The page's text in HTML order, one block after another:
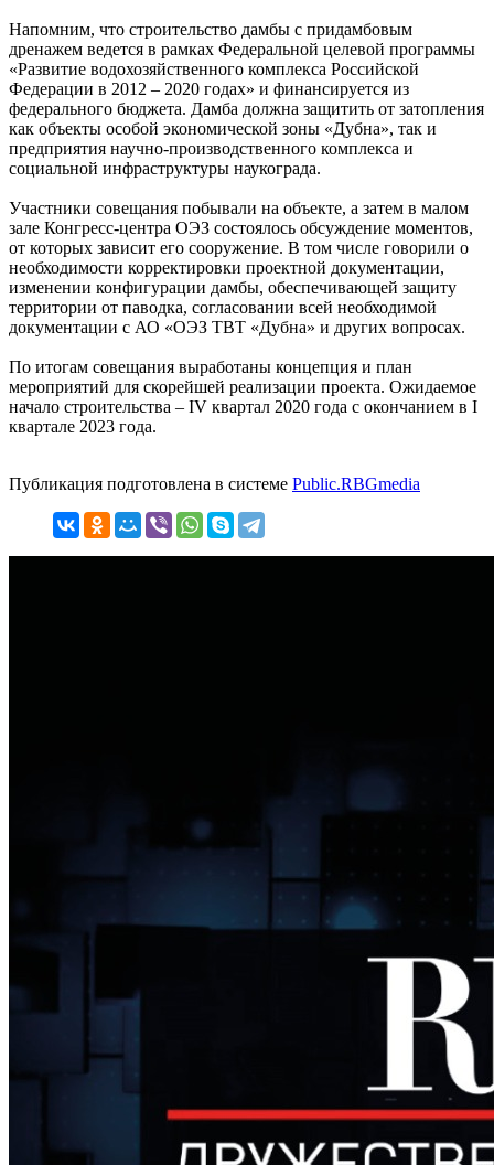
Напомним, что строительство дамбы с придамбовым
дренажем ведется в рамках Федеральной целевой программы
«Развитие водохозяйственного комплекса Российской
Федерации в 2012 – 2020 годах» и финансируется из
федерального бюджета. Дамба должна защитить от затопления
как объекты особой экономической зоны «Дубна», так и
предприятия научно-производственного комплекса и
социальной инфраструктуры наукограда.
Участники совещания побывали на объекте, а затем в малом
зале Конгресс-центра ОЭЗ состоялось обсуждение моментов,
от которых зависит его сооружение. В том числе говорили о
необходимости корректировки проектной документации,
изменении конфигурации дамбы, обеспечивающей защиту
территории от паводка, согласовании всей необходимой
документации с АО «ОЭЗ ТВТ «Дубна» и других вопросах.
По итогам совещания выработаны концепция и план
мероприятий для скорейшей реализации проекта. Ожидаемое
начало строительства – IV квартал 2020 года с окончанием в I
квартале 2023 года.
Публикация подготовлена в системе Public.RBGmedia